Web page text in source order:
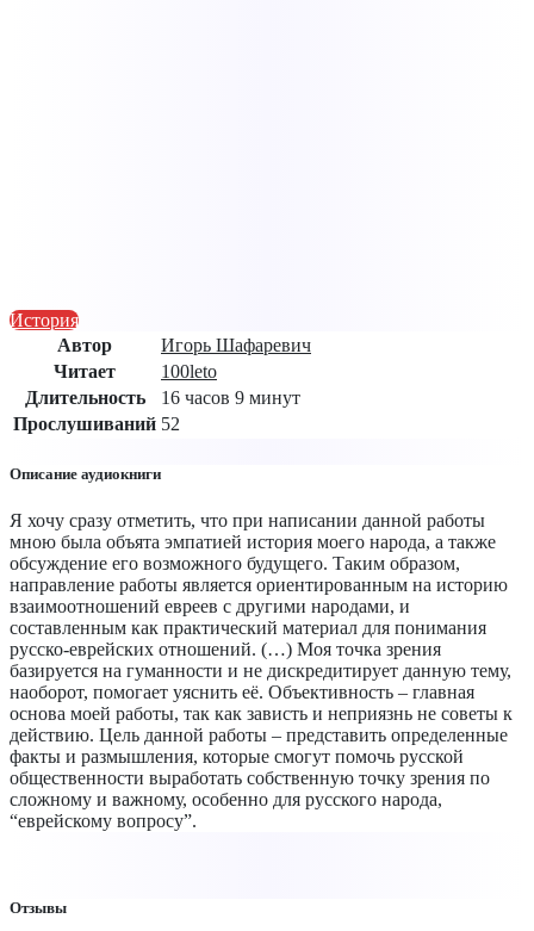
История
Автор
Игорь Шафаревич
Читает
100leto
Длительность
16 часов 9 минут
Прослушиваний 52
Описание аудиокниги
Я хочу сразу отметить, что при написании данной работы
мною была объята эмпатией история моего народа, а также
обсуждение его возможного будущего. Таким образом,
направление работы является ориентированным на историю
взаимоотношений евреев с другими народами, и
составленным как практический материал для понимания
русско-еврейских отношений. (…) Моя точка зрения
базируется на гуманности и не дискредитирует данную тему,
наоборот, помогает уяснить её. Объективность – главная
основа моей работы, так как зависть и неприязнь не советы к
действию. Цель данной работы – представить определенные
факты и размышления, которые смогут помочь русской
общественности выработать собственную точку зрения по
сложному и важному, особенно для русского народа,
“еврейскому вопросу”.
Отзывы